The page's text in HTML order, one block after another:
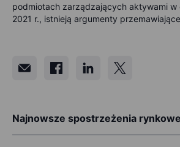
podmiotach zarządzających aktywami w
2021 r., istnieją argumenty
Najnowsze spostrzeżenia rynkowe